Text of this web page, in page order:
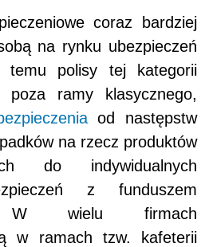
coraz bardziej
na rynku ubezpieczeń
temu polisy tej kategorii
poza ramy klasycznego,
od następstw
na rzecz produktów
do indywidualnych
z funduszem
W wielu firmach
w ramach tzw. kafeterii